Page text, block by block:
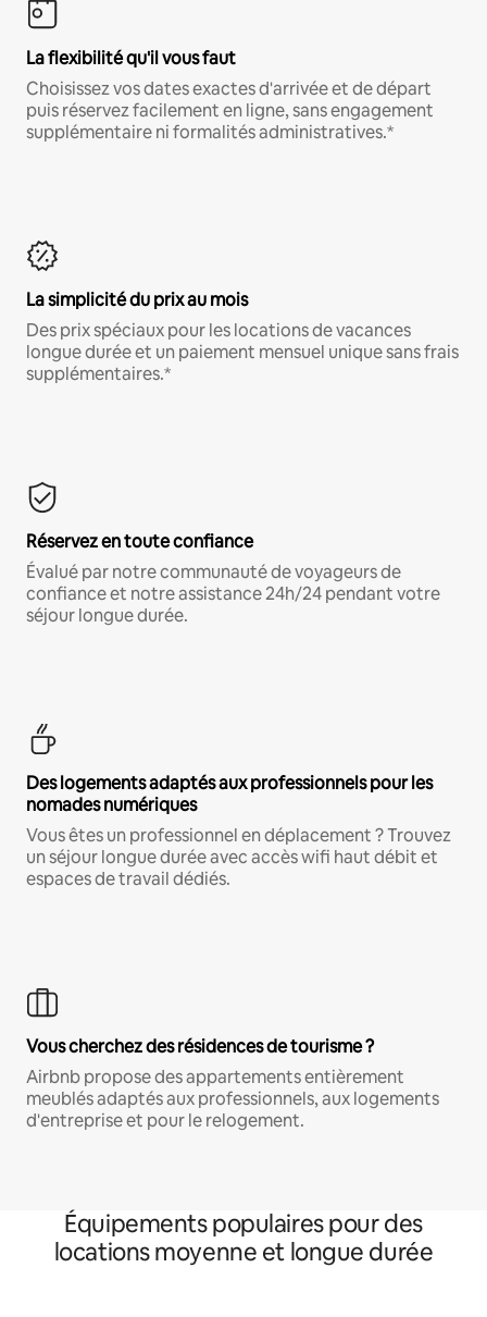
La flexibilité qu'il vous faut
Choisissez vos dates exactes d'arrivée et de départ
puis réservez facilement en ligne, sans engagement
supplémentaire ni formalités administratives.*
La simplicité du prix au mois
Des prix spéciaux pour les locations de vacances
longue durée et un paiement mensuel unique sans frais
supplémentaires.*
Réservez en toute confiance
Évalué par notre communauté de voyageurs de
confiance et notre assistance 24h/24 pendant votre
séjour longue durée.
Des logements adaptés aux professionnels pour les
nomades numériques
Vous êtes un professionnel en déplacement ? Trouvez
un séjour longue durée avec accès wifi haut débit et
espaces de travail dédiés.
Vous cherchez des résidences de tourisme ?
Airbnb propose des appartements entièrement
meublés adaptés aux professionnels, aux logements
d'entreprise et pour le relogement.
Équipements populaires pour des
locations moyenne et longue durée